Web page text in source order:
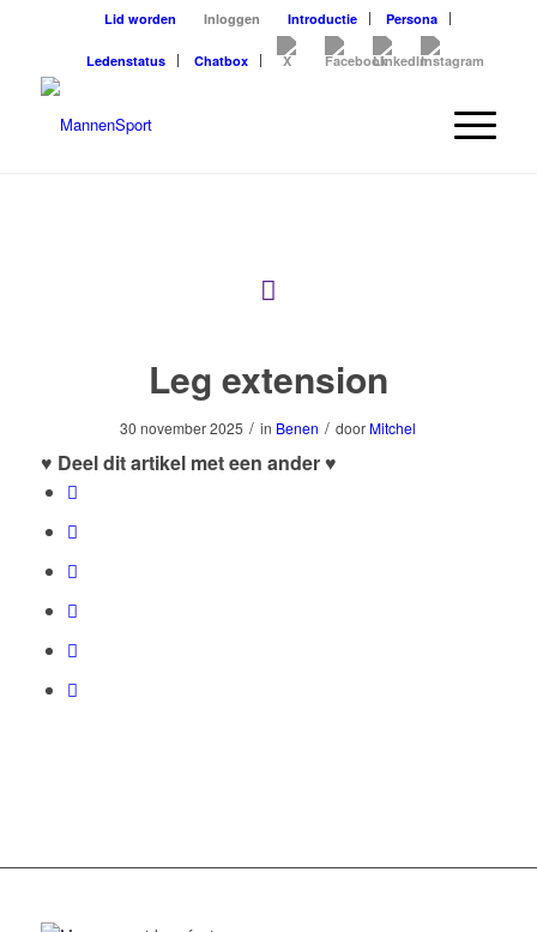
Lid worden Inloggen Introductie Persona
Ledenstatus Chatbox
Leg extension
30 november 2025 / in Benen / door Mitchel
♥ Deel dit artikel met een ander ♥